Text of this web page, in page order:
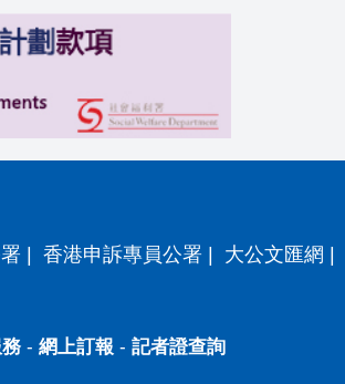
香港申訴專員公署 大公文匯網
- 網上訂報 - 記者證查詢